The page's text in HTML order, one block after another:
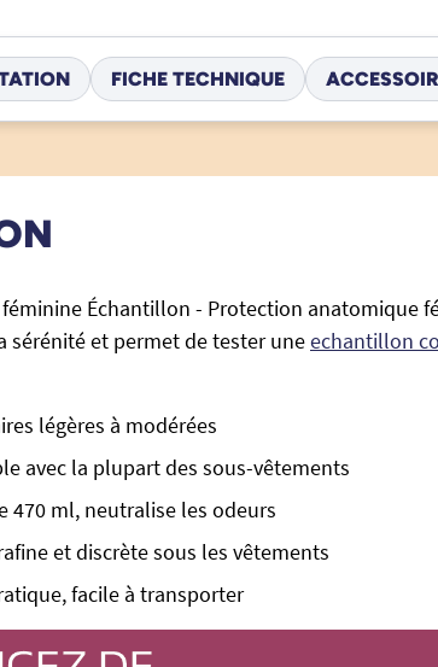
FICHE TECHNIQUE
Échantillon - Protection anatomique
sérénité et permet de tester uneechantillon
légères à modérées
avec la plupart des sous-vêtements
470 ml, neutralise les odeurs
et discrète sous les vêtements
facile à transporter